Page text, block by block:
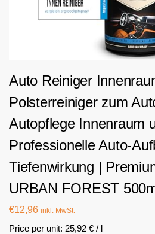
Auto Reiniger
Polsterreiniger zum
Autopflege Innenraum
Professionelle Auto-
Tiefenwirkung |
URBAN FOREST
€12,96 inkl. MwSt.
Price per unit: 25,92 € / l